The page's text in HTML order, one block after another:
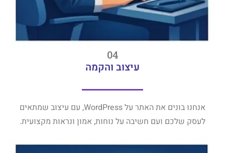
04
עיצוב והקמה
אנחנו בונים את האתר על WordPress, עם עיצוב שמתאים
לעסק שלכם ועם חשיבה על נוחות, אמון ונראות מקצועית.